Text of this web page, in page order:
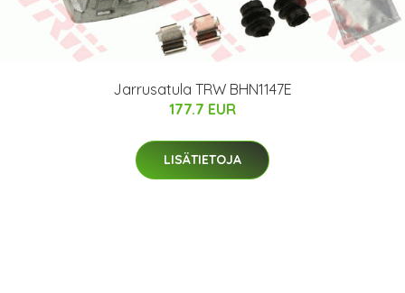
Jarrusatula TRW BHN1147E
177.7 EUR
LISÄTIETOJA